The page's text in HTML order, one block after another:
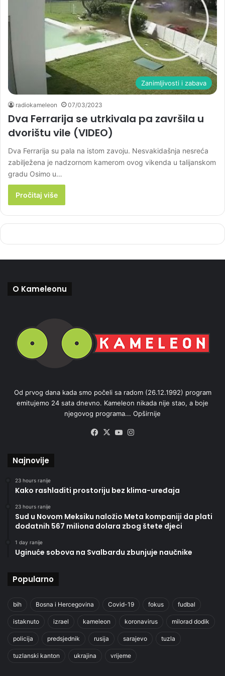
Zanimljivosti i zabava
radiokameleon 07/03/2023
Dva Ferrarija se utrkivala pa završila u
dvorištu vile (VIDEO)
Dva Ferrarija su pala na istom zavoju. Nesvakidašnja nesreća
zabilježena je nadzornom kamerom ovog vikenda u talijanskom
gradu Osimo u…
Pročitaj više
O Kameleonu
Od prvog dana kada smo počeli sa radom (26.12.1992) program
emitujemo 24 sata dnevno. Kameleon nikada nije stao, a boje
njegovog programa... Opširnije
Facebook
X YouTube
Najnovije
23 hours ranije
Kako rashladiti prostoriju bez klima-uređaja
23 hours ranije
Sud u Novom Meksiku naložio Meta kompaniji da plati
dodatnih 567 miliona dolara zbog štete djeci
1 day ranije
Uginuće sobova na Svalbardu zbunjuje naučnike
Popularno
bih Bosna i Hercegovina Covid-19 fokus fudbal
istaknuto izrael kameleon koronavirus milorad dodik
policija predsjednik rusija sarajevo tuzla
tuzlanski kanton ukrajina vrijeme